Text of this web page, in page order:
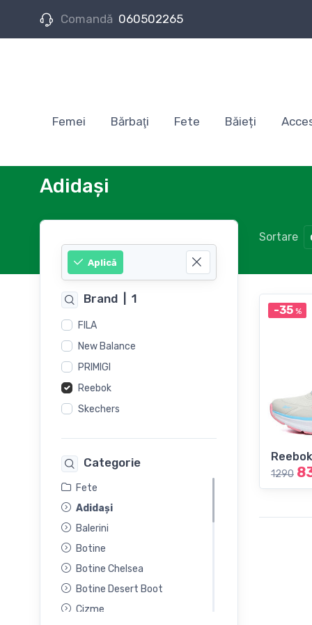
Comandă 060502265
Femei Bărbaţi Fete Băieți
Adidași
Aplică
Brand 1
FILA
New Balance
PRIMIGI
Reebok
Skechers
Categorie
Fete
Adidași
Balerini
Botine
Botine Chelsea
Botine Desert Boot
Cizme
Sortare
-35%
Reebok
1290